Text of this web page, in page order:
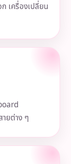
เครื่องเปลี่ยน
ยต่าง ๆ